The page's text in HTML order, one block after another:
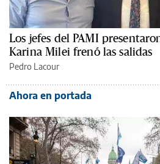
Los jefes del PAMI
Karina Milei frenó las salidas
Pedro Lacour
Ahora en portada